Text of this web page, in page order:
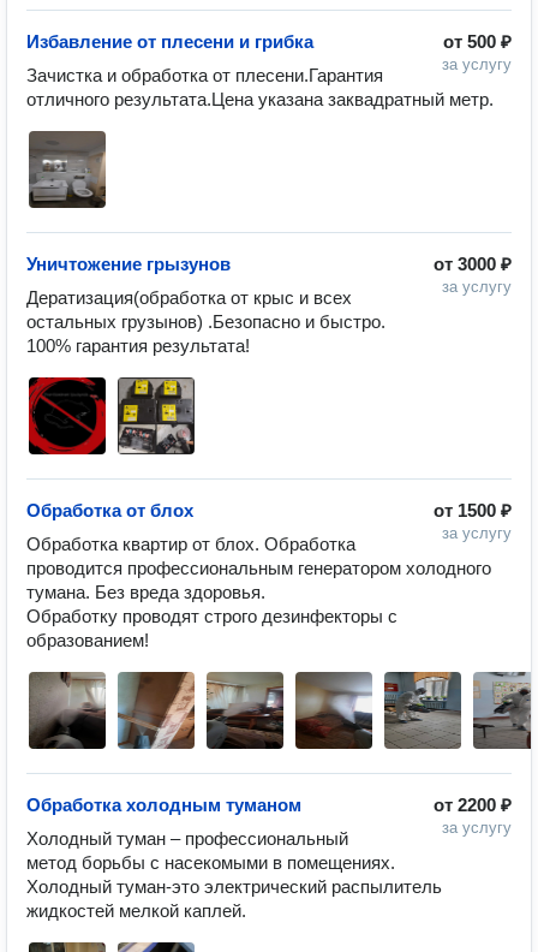
от 500 ₽
за услугу
Избавление от плесени и грибка
Зачистка и обработка от плесени.Гарантия
отличного результата.Цена указана заквадратный метр.
от 3000 ₽
за услугу
Уничтожение грызунов
Дератизация(обработка от крыс и всех
остальных грузынов) .Безопасно и быстро.
100% гарантия результата!
от 1500 ₽
за услугу
Обработка от блох
Обработка квартир от блох. Обработка
проводится профессиональным генератором холодного
тумана. Без вреда здоровья.
Обработку проводят строго дезинфекторы с
образованием!
от 2200 ₽
за услугу
Обработка холодным туманом
Холодный туман – профессиональный
метод борьбы с насекомыми в помещениях.
Холодный туман-это электрический распылитель
жидкостей мелкой каплей.